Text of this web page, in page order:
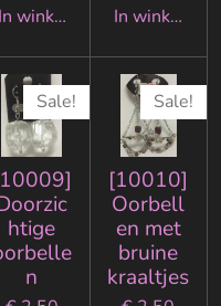
In winkelwagenIn
Sale!
htige
n
Sale!
[10010]
Oorbell
en met
bruine
kraaltjes